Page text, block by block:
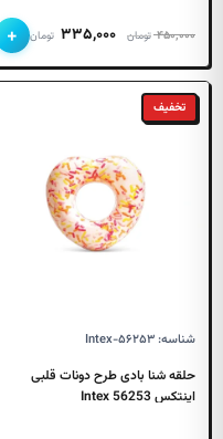
۴۵۰,۰۰۰ تومان
قیمت
۴۵۰,۰۰۰ تومان
۳۳۵,۰۰۰ تومان
فعلی
+
تخفیف
شناسه: Intex-۵۶۲۵۳
حلقه شنا بادی طرح دونات قلبی
اینتکس 56253 Intex